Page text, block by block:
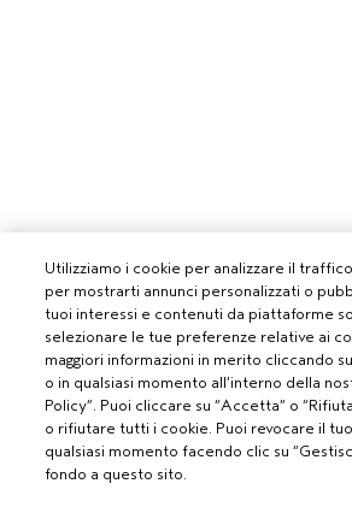
Utilizziamo i cookie per analizzare il
per mostrarti annunci personalizzati o
tuoi interessi e contenuti da piattaforme
selezionare le tue preferenze relative ai
maggiori informazioni in merito cliccando su
o in qualsiasi momento all’interno della
Policy”. Puoi cliccare su “Accetta” o
o rifiutare tutti i cookie. Puoi revocare il
qualsiasi momento facendo clic su
fondo a questo sito.